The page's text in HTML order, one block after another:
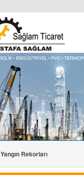
Yangın Rekorları